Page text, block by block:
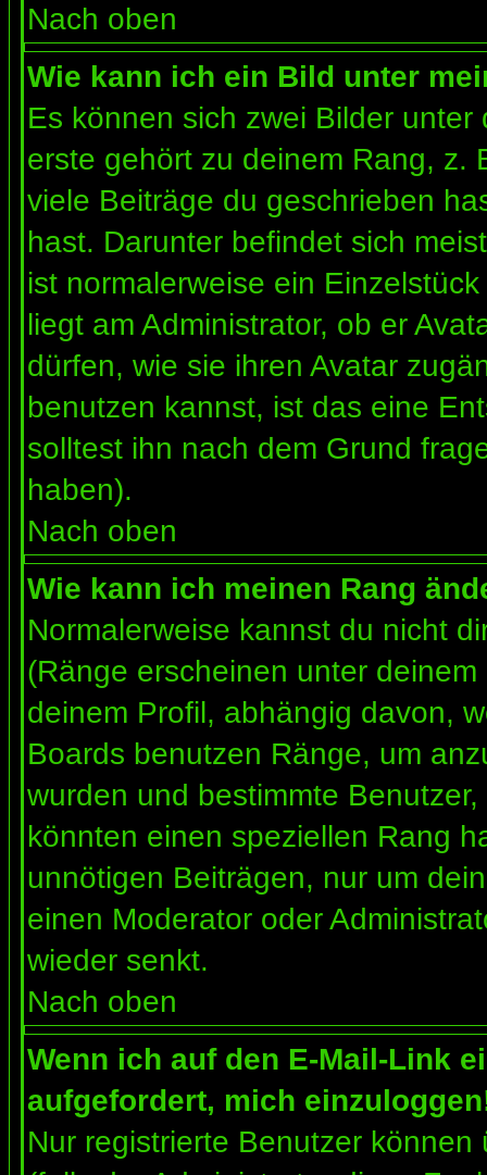
Nach oben
Wie kann ich ein Bild unter
Es können sich zwei Bilder
erste gehört zu deinem Rang, z.
viele Beiträge du geschrieben
hast. Darunter befindet sich
ist normalerweise ein
liegt am Administrator, ob er
dürfen, wie sie ihren Avatar
benutzen kannst, ist das eine
solltest ihn nach dem Grund
haben).
Nach oben
Wie kann ich meinen Rang
Normalerweise kannst du nicht
(Ränge erscheinen unter
deinem Profil, abhängig davon,
Boards benutzen Ränge, um
wurden und bestimmte
könnten einen speziellen Rang
unnötigen Beiträgen, nur um
einen Moderator oder
wieder senkt.
Nach oben
Wenn ich auf den E-Mail-Link
aufgefordert, mich
Nur registrierte Benutzer